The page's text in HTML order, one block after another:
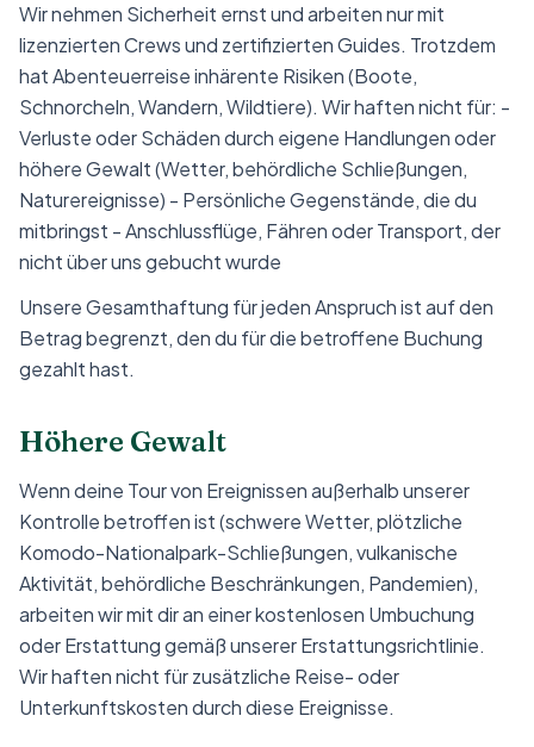
Wir nehmen Sicherheit ernst und arbeiten nur mit
lizenzierten Crews und zertifizierten Guides. Trotzdem
hat Abenteuerreise inhärente Risiken (Boote,
Schnorcheln, Wandern, Wildtiere). Wir haften nicht für: -
Verluste oder Schäden durch eigene Handlungen oder
höhere Gewalt (Wetter, behördliche Schließungen,
Naturereignisse) - Persönliche Gegenstände, die du
mitbringst - Anschlussflüge, Fähren oder Transport, der
nicht über uns gebucht wurde
Unsere Gesamthaftung für jeden Anspruch ist auf den
Betrag begrenzt, den du für die betroffene Buchung
gezahlt hast.
Höhere Gewalt
Wenn deine Tour von Ereignissen außerhalb unserer
Kontrolle betroffen ist (schwere Wetter, plötzliche
Komodo-Nationalpark-Schließungen, vulkanische
Aktivität, behördliche Beschränkungen, Pandemien),
arbeiten wir mit dir an einer kostenlosen Umbuchung
oder Erstattung gemäß unserer Erstattungsrichtlinie.
Wir haften nicht für zusätzliche Reise- oder
Unterkunftskosten durch diese Ereignisse.